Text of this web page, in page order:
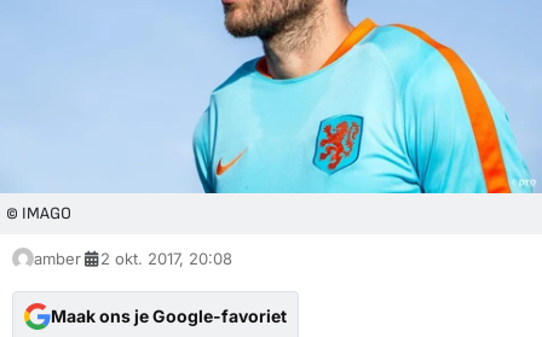
© IMAGO
amber 2 okt. 2017, 20:08
Maak ons je Google-favoriet